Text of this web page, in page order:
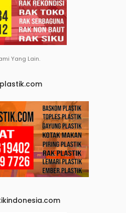
Yang Lain.